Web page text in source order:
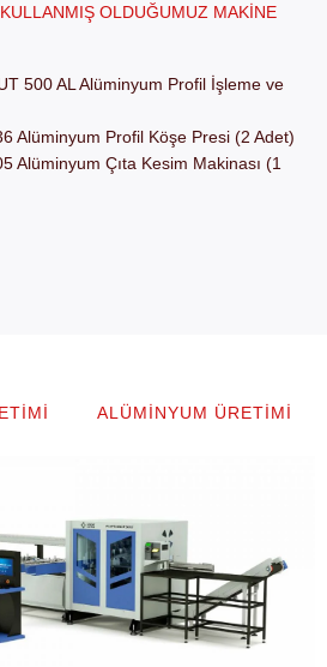
OLDUĞUMUZ MAKINE
500 AL Alüminyum Profil İşleme ve
Alüminyum Profil Köşe Presi (2 Adet)
Alüminyum Çıta Kesim Makinası (1
ALÜMINYUM ÜRETIMI